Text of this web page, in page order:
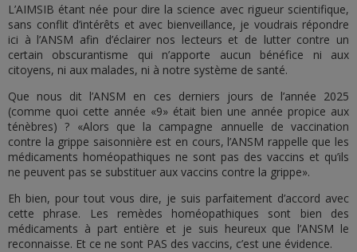
L’AIMSIB étant née pour dire la science avec rigueur scientifique,
sans conflit d’intérêts et avec bienveillance, je voudrais répondre
ici à l’ANSM afin d’éclairer nos lecteurs et de lutter contre un
certain obscurantisme qui n’apporte aucun bénéfice ni aux
citoyens, ni aux malades, ni à notre système de santé.
Que nous dit l’ANSM en ces derniers jours de l’année 2025
(comme quoi cette année «9» était bien une année propice aux
ténèbres) ? «Alors que la campagne annuelle de vaccination
contre la grippe saisonnière est en cours, l’ANSM rappelle que les
médicaments homéopathiques ne sont pas des vaccins et qu’ils
ne peuvent pas se substituer aux vaccins contre la grippe».
Eh bien, pour tout vous dire, je suis parfaitement d’accord avec
cette phrase. Les remèdes homéopathiques sont bien des
médicaments à part entière et je suis heureux que l’ANSM le
reconnaisse. Et ce ne sont PAS des vaccins, c’est une évidence.